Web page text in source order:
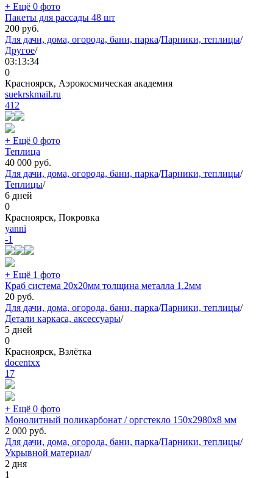
+ Ещё 0 фото
Пакеты для рассады 48 шт
200 руб.
Для дачи, дома, огорода, бани, парка/Парники, теплицы/
Другое/
03:13:34
0
Красноярск, Аэрокосмическая академия
suekrskmail.ru
412
+ Ещё 0 фото
Теплица
40 000 руб.
Для дачи, дома, огорода, бани, парка/Парники, теплицы/
Теплицы/
6 дней
0
Красноярск, Покровка
yanni
-1
+ Ещё 1 фото
Краб система 20х20мм толщина металла 1.2мм
20 руб.
Для дачи, дома, огорода, бани, парка/Парники, теплицы/
Детали каркаса, аксессуары/
5 дней
0
Красноярск, Взлётка
docentxx
17
+ Ещё 0 фото
Монолитный поликарбонат / оргстекло 150х2980х8 мм
2 000 руб.
Для дачи, дома, огорода, бани, парка/Парники, теплицы/
Укрывной материал/
2 дня
1